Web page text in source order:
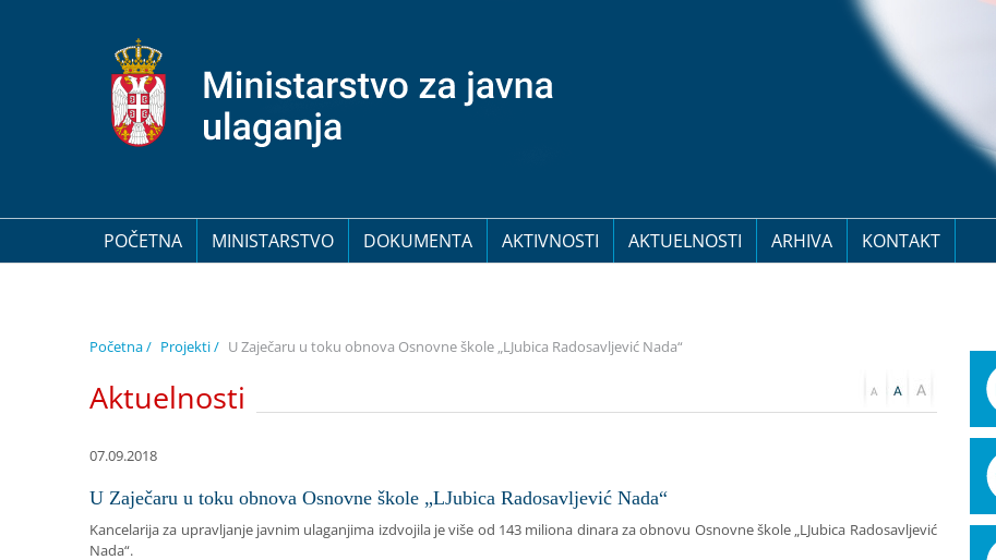
POČETNA MINISTARSTVO DOKUMENTA AKTIVNOSTI AKTUELNOSTI ARHIVA KONTAKT
Početna / Projekti / U Zaječaru u toku obnova Osnovne škole „LJubica Radosavljević Nada“
Aktuelnosti
07.09.2018
U Zaječaru u toku obnova Osnovne škole „LJubica Radosavljević Nada“
Kancelarija za upravljanje javnim ulaganjima izdvojila je više od 143 miliona dinara za obnovu Osnovne škole „LJubica Radosavljević
Nada“.